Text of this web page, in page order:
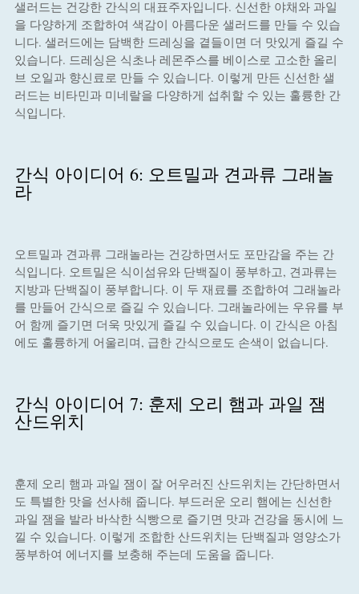
샐러드는 건강한 간식의 대표주자입니다. 신선한 야채와 과일
을 다양하게 조합하여 색감이 아름다운 샐러드를 만들 수 있습
니다. 샐러드에는 담백한 드레싱을 곁들이면 더 맛있게 즐길 수
있습니다. 드레싱은 식초나 레몬주스를 베이스로 고소한 올리
브 오일과 향신료로 만들 수 있습니다. 이렇게 만든 신선한 샐
러드는 비타민과 미네랄을 다양하게 섭취할 수 있는 훌륭한 간
식입니다.
간식 아이디어 6: 오트밀과 견과류 그래놀
라
오트밀과 견과류 그래놀라는 건강하면서도 포만감을 주는 간
식입니다. 오트밀은 식이섬유와 단백질이 풍부하고, 견과류는
지방과 단백질이 풍부합니다. 이 두 재료를 조합하여 그래놀라
를 만들어 간식으로 즐길 수 있습니다. 그래놀라에는 우유를 부
어 함께 즐기면 더욱 맛있게 즐길 수 있습니다. 이 간식은 아침
에도 훌륭하게 어울리며, 급한 간식으로도 손색이 없습니다.
간식 아이디어 7: 훈제 오리 햄과 과일 잼
산드위치
훈제 오리 햄과 과일 잼이 잘 어우러진 산드위치는 간단하면서
도 특별한 맛을 선사해 줍니다. 부드러운 오리 햄에는 신선한
과일 잼을 발라 바삭한 식빵으로 즐기면 맛과 건강을 동시에 느
낄 수 있습니다. 이렇게 조합한 산드위치는 단백질과 영양소가
풍부하여 에너지를 보충해 주는데 도움을 줍니다.